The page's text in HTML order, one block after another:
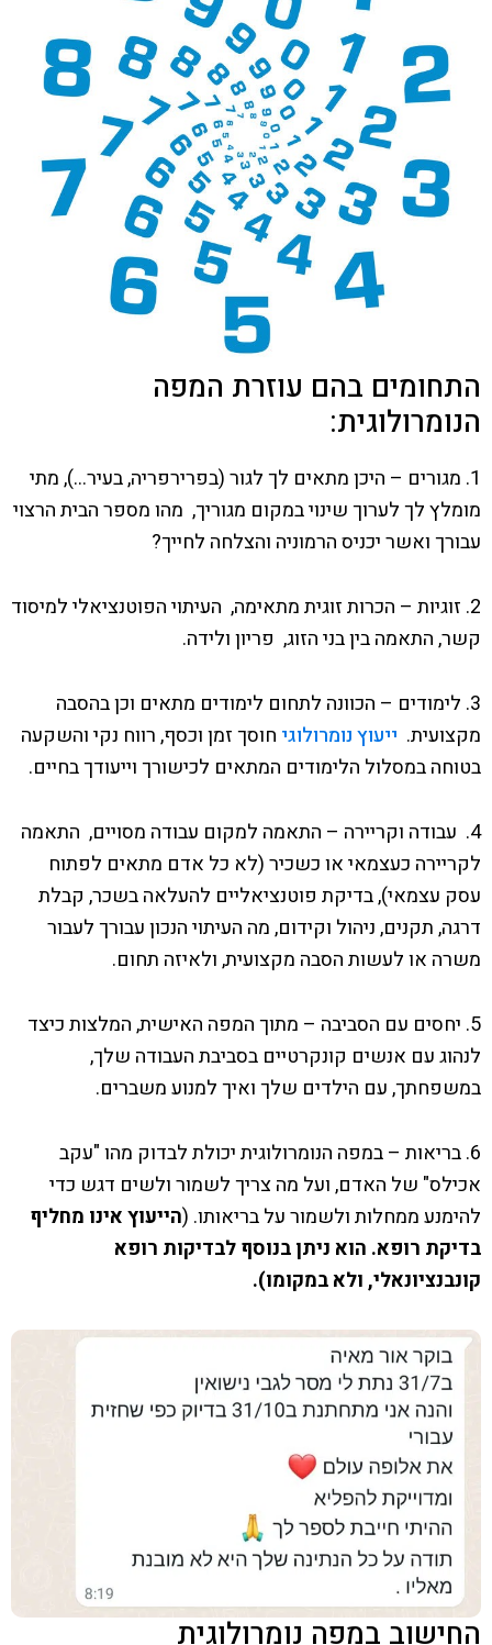
התחומים בהם עוזרת המפה
הנומרולוגית:
1. מגורים – היכן מתאים לך לגור (בפרירפריה, בעיר…), מתי
מומלץ לך לערוך שינוי במקום מגוריך, מהו מספר הבית הרצוי
עבורך ואשר יכניס הרמוניה והצלחה לחייך?
2. זוגיות – הכרות זוגית מתאימה, העיתוי הפוטנציאלי למיסוד
קשר, התאמה בין בני הזוג, פריון ולידה.
3. לימודים – הכוונה לתחום לימודים מתאים וכן בהסבה
מקצועית. ייעוץ נומרולוגי חוסך זמן וכסף, רווח נקי והשקעה
בטוחה במסלול הלימודים המתאים לכישורך וייעודך בחיים.
4. עבודה וקריירה – התאמה למקום עבודה מסויים, התאמה
לקריירה כעצמאי או כשכיר (לא כל אדם מתאים לפתוח
עסק עצמאי), בדיקת פוטנציאליים להעלאה בשכר, קבלת
דרגה, תקנים, ניהול וקידום, מה העיתוי הנכון עבורך לעבור
משרה או לעשות הסבה מקצועית, ולאיזה תחום.
5. יחסים עם הסביבה – מתוך המפה האישית, המלצות כיצד
לנהוג עם אנשים קונקרטיים בסביבת העבודה שלך,
במשפחתך, עם הילדים שלך ואיך למנוע משברים.
6. בריאות – במפה הנומרולוגית יכולת לבדוק מהו "עקב
אכילס" של האדם, ועל מה צריך לשמור ולשים דגש כדי
להימנע ממחלות ולשמור על בריאותו. (הייעוץ אינו מחליף
בדיקת רופא. הוא ניתן בנוסף לבדיקות רופא
קונבנציונאלי, ולא במקומו).
החישוב במפה נומרולוגית